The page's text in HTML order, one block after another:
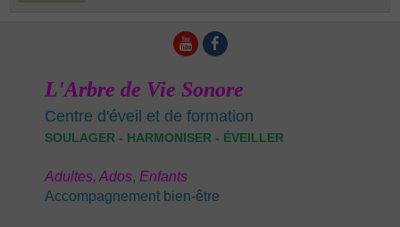
L'Arbre de Vie Sonore
Centre d'éveil et de formation
SOULAGER - HARMONISER - ÉVEILLER
Adultes, Ados, Enfants
Accompagnement bien-être